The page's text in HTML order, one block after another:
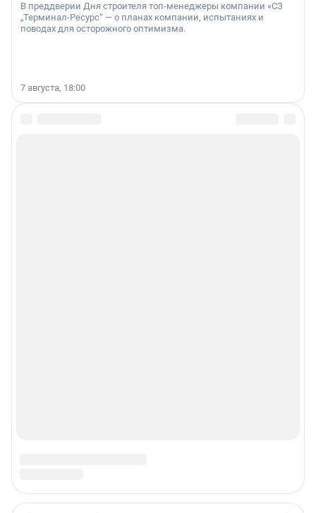
В преддверии Дня строителя топ-менеджеры компании «СЗ
„Терминал-Ресурс“ — о планах компании, испытаниях и
поводах для осторожного оптимизма.
7 августа, 18:00